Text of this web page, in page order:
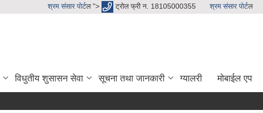
श्रम संसार पाेर्टल "> ट्रोल फ्री न. 18105000355 श्रम संसार पाेर्टल
विधुतीय शुसासन सेवा सूचना तथा जानकारी ग्यालरी मोबाईल एप